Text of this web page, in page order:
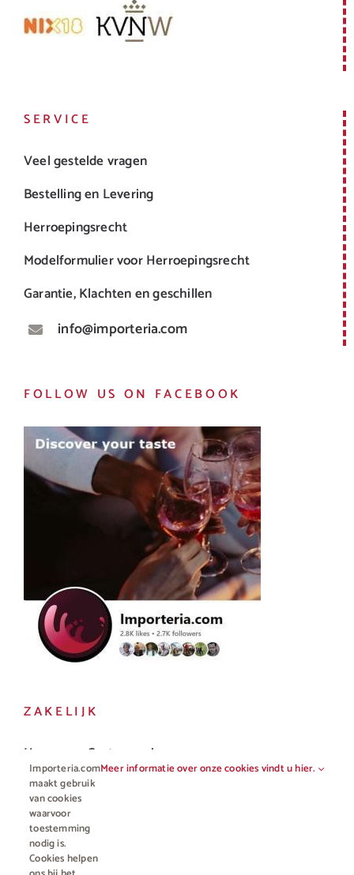
SERVICE
Veel gestelde vragen
Bestelling en Levering
Herroepingsrecht
Modelformulier voor Herroepingsrecht
Garantie, Klachten en geschillen
info@importeria.com
FOLLOW US ON FACEBOOK
ZAKELIJK
Horeca en Gastronomie
Vakhandel
Importeria.com
maakt gebruik
van cookies
waarvoor
toestemming
nodig is.
Cookies helpen
Meer informatie over onze cookies vindt u hier.